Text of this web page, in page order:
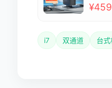
i7 双通道 台